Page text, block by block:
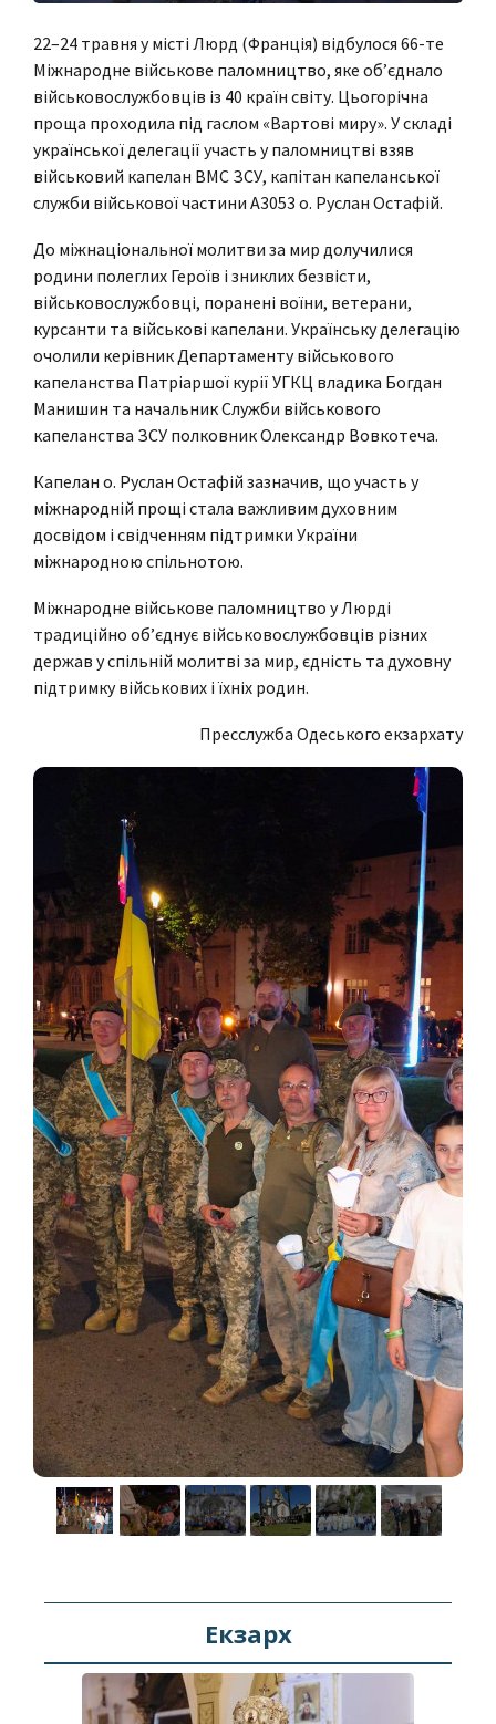
22–24 травня у місті Люрд (Франція) відбулося 66-те
Міжнародне військове паломництво, яке об’єднало
військовослужбовців із 40 країн світу. Цьогорічна
проща проходила під гаслом «Вартові миру». У складі
української делегації участь у паломництві взяв
військовий капелан ВМС ЗСУ, капітан капеланської
служби військової частини А3053 о. Руслан Остафій.
До міжнаціональної молитви за мир долучилися
родини полеглих Героїв і зниклих безвісти,
військовослужбовці, поранені воїни, ветерани,
курсанти та військові капелани. Українську делегацію
очолили керівник Департаменту військового
капеланства Патріаршої курії УГКЦ владика Богдан
Манишин та начальник Служби військового
капеланства ЗСУ полковник Олександр Вовкотеча.
Капелан о. Руслан Остафій зазначив, що участь у
міжнародній прощі стала важливим духовним
досвідом і свідченням підтримки України
міжнародною спільнотою.
Міжнародне військове паломництво у Люрді
традиційно об’єднує військовослужбовців різних
держав у спільній молитві за мир, єдність та духовну
підтримку військових і їхніх родин.
Пресслужба Одеського екзархату
Екзарх